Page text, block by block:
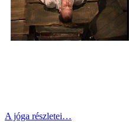
A jóga részletei…